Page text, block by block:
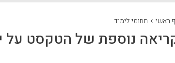
ראשי › תחומי לימוד
נוספת של הטקסט על